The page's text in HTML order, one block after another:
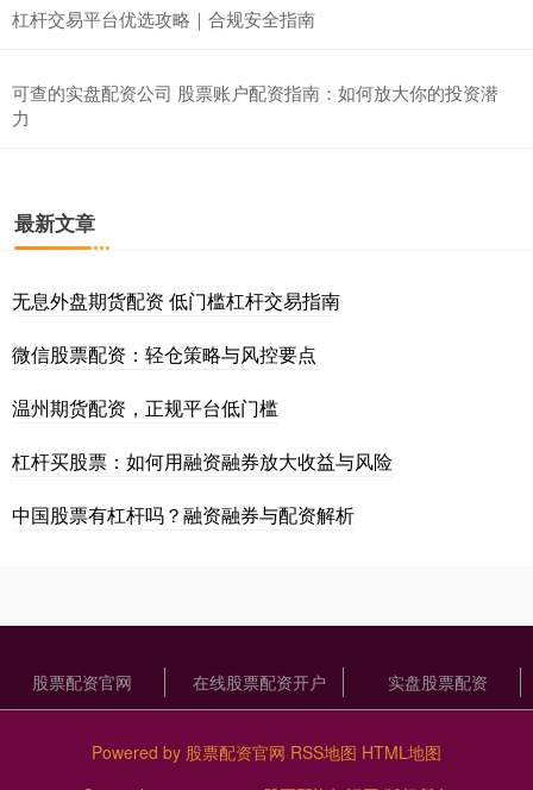
杠杆交易平台优选攻略｜合规安全指南
可查的实盘配资公司 股票账户配资指南：如何放大你的投资潜
力
最新文章
无息外盘期货配资 低门槛杠杆交易指南
微信股票配资：轻仓策略与风控要点
温州期货配资，正规平台低门槛
杠杆买股票：如何用融资融券放大收益与风险
中国股票有杠杆吗？融资融券与配资解析
股票配资官网 在线股票配资开户 实盘股票配资
Powered by 股票配资官网 RSS地图 HTML地图